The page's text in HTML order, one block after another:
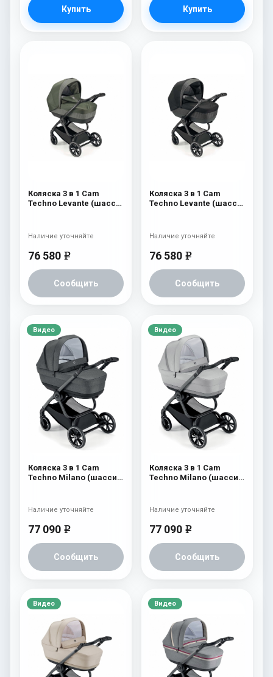
Купить Купить
Коляска 3 в 1 Cam
Techno Levante (шасси
76 580 e
Сообщить
Наличие уточняйте
Коляска 3 в 1 Cam
Techno Levante (шасси
76 580 e
Сообщить
Наличие уточняйте
Видео
Коляска 3 в 1 Cam
Techno Milano (шасси
77 090 e
Сообщить
Наличие уточняйте
Видео
Коляска 3 в 1 Cam
Techno Milano (шасси
77 090 e
Сообщить
Наличие уточняйте
Видео Видео